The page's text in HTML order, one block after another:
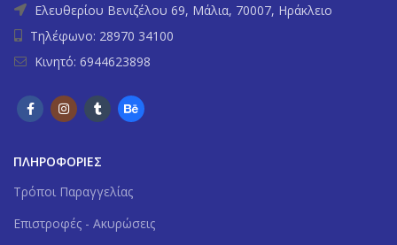
Ελευθερίου Βενιζέλου 69, Μάλια, 70007, Ηράκλειο
Τηλέφωνο: 28970 34100
Κινητό: 6944623898
ΠΛΗΡΟΦΟΡΙΕΣ
Tρόποι Παραγγελίας
Επιστροφές - Ακυρώσεις